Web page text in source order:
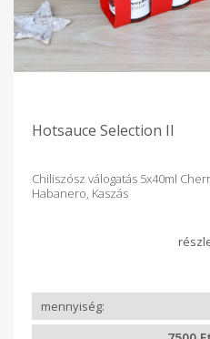
Hotsauce Selection II
Chiliszósz válogatás 5x40ml
Habanero, Kaszás